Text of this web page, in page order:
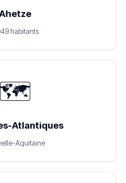
habitants
🗺️
Atlantiques
Aquitaine